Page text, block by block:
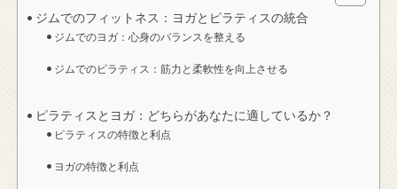
ジムでのフィットネス：ヨガとピラティスの統合
ジムでのヨガ：心身のバランスを整える
ジムでのピラティス：筋力と柔軟性を向上させる
ピラティスとヨガ：どちらがあなたに適しているか？
ピラティスの特徴と利点
ヨガの特徴と利点